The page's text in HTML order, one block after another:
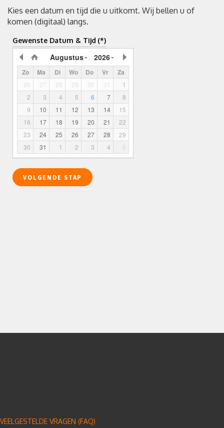
Kies een datum en tijd die u uitkomt. Wij bellen u of
komen (digitaal) langs.
Gewenste Datum & Tijd (*)
Augustus 2026
Zo Ma Di Wo Do Vr Za
26 27 28 29 30 31
1
2
3 4 5 6 7
8
9
10 11 12 13 14
15
16
17 18 19 20 21
22
23
24 25 26 27 28
29
30
31 1 2 3 4 5
VOLGENDE STAP
VEELGESTELDE VRAGEN (FAQ)